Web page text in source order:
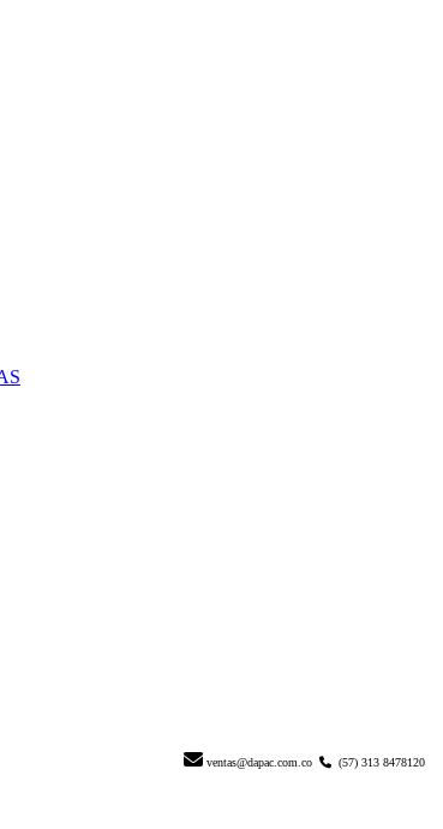
ventas@dapac.com.co (57) 313 8478120